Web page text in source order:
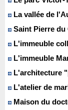
La vallée de
Saint Pierre du
L'immeuble
L'immeuble
L'architecture
L'atelier de
Maison du